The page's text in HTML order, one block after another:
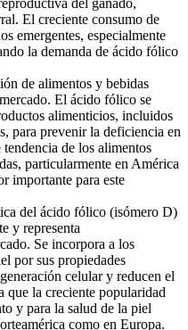
del ganado,
El creciente consumo de
emergentes, especialmente
la demanda de ácido fólico
de alimentos y bebidas
El ácido fólico se
alimenticios, incluidos
para prevenir la deficiencia en
de los alimentos
particularmente en América
importante para este
del ácido fólico (isómero D)
y representa
Se incorpora a los
por sus propiedades
celular y reducen el
que la creciente popularidad
y para la salud de la piel
como en Europa.